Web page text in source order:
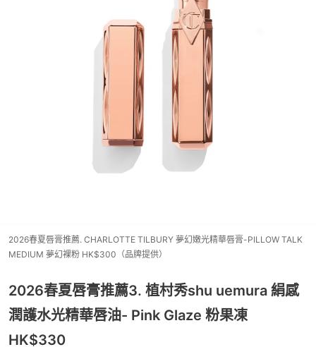
2026春夏唇膏推薦. CHARLOTTE TILBURY 夢幻嫩光精華唇膏-PILLOW TALK
MEDIUM 夢幻裸粉 HK$300（品牌提供）
2026春夏唇膏推薦3. 植村秀shu uemura 絹感
潤護水光精華唇油- Pink Glaze 粉果凍
HK$330